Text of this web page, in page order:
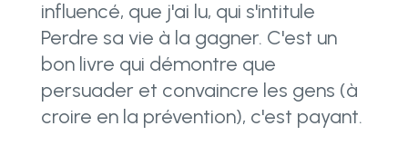
influencé, que j'ai lu, qui s'intitule
Perdre sa vie à la gagner. C'est un
bon livre qui démontre que
persuader et convaincre les gens (à
croire en la prévention), c'est payant.